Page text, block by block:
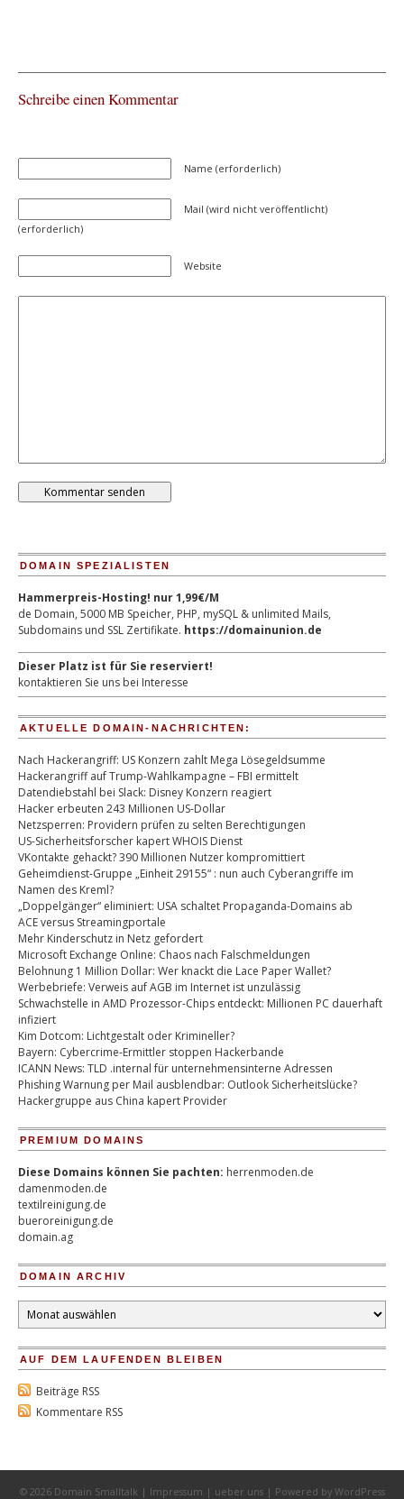
Schreibe einen Kommentar
Name (erforderlich)
Mail (wird nicht veröffentlicht)
(erforderlich)
Website
DOMAIN SPEZIALISTEN
Hammerpreis-Hosting! nur 1,99€/M
de Domain, 5000 MB Speicher, PHP, mySQL & unlimited Mails,
Subdomains und SSL Zertifikate. https://domainunion.de
Dieser Platz ist für Sie reserviert!
kontaktieren Sie uns bei Interesse
AKTUELLE DOMAIN-NACHRICHTEN:
Nach Hackerangriff: US Konzern zahlt Mega Lösegeldsumme
Hackerangriff auf Trump-Wahlkampagne – FBI ermittelt
Datendiebstahl bei Slack: Disney Konzern reagiert
Hacker erbeuten 243 Millionen US-Dollar
Netzsperren: Providern prüfen zu selten Berechtigungen
US-Sicherheitsforscher kapert WHOIS Dienst
VKontakte gehackt? 390 Millionen Nutzer kompromittiert
Geheimdienst-Gruppe „Einheit 29155“ : nun auch Cyberangriffe im
Namen des Kreml?
„Doppelgänger“ eliminiert: USA schaltet Propaganda-Domains ab
ACE versus Streamingportale
Mehr Kinderschutz in Netz gefordert
Microsoft Exchange Online: Chaos nach Falschmeldungen
Belohnung 1 Million Dollar: Wer knackt die Lace Paper Wallet?
Werbebriefe: Verweis auf AGB im Internet ist unzulässig
Schwachstelle in AMD Prozessor-Chips entdeckt: Millionen PC dauerhaft
infiziert
Kim Dotcom: Lichtgestalt oder Krimineller?
Bayern: Cybercrime-Ermittler stoppen Hackerbande
ICANN News: TLD .internal für unternehmensinterne Adressen
Phishing Warnung per Mail ausblendbar: Outlook Sicherheitslücke?
Hackergruppe aus China kapert Provider
PREMIUM DOMAINS
Diese Domains können Sie pachten: herrenmoden.de
damenmoden.de
textilreinigung.de
bueroreinigung.de
domain.ag
DOMAIN ARCHIV
Domain
Archiv
AUF DEM LAUFENDEN BLEIBEN
Beiträge RSS
Kommentare RSS
© 2026 Domain Smalltalk | Impressum | ueber uns| Powered by WordPress